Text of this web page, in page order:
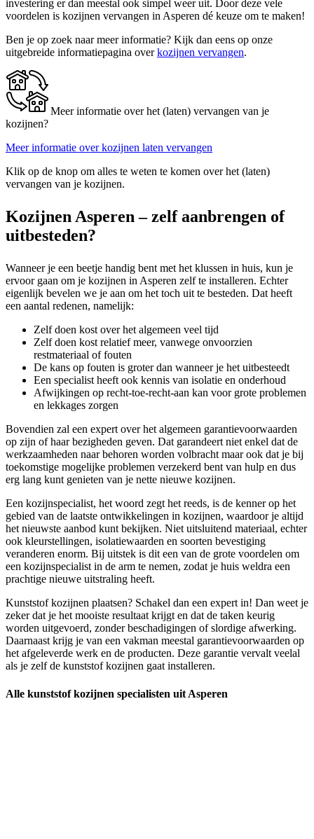
investering er dan meestal ook simpel weer uit. Door deze vele
voordelen is kozijnen vervangen in Asperen dé keuze om te maken!
Ben je op zoek naar meer informatie? Kijk dan eens op onze
uitgebreide informatiepagina overkozijnen vervangen.
Meer informatie over het (laten) vervangen van je
kozijnen?
Meer informatie over kozijnen laten vervangen
Klik op de knop om alles te weten te komen over het (laten)
vervangen van je kozijnen.
Kozijnen Asperen – zelf aanbrengen of
uitbesteden?
Wanneer je een beetje handig bent met het klussen in huis, kun je
ervoor gaan om je kozijnen in Asperen zelf te installeren. Echter
eigenlijk bevelen we je aan om het toch uit te besteden. Dat heeft
een aantal redenen, namelijk:
Zelf doen kost over het algemeen veel tijd
Zelf doen kost relatief meer, vanwege onvoorzien
restmateriaal of fouten
De kans op fouten is groter dan wanneer je het uitbesteedt
Een specialist heeft ook kennis van isolatie en onderhoud
Afwijkingen op recht-toe-recht-aan kan voor grote problemen
en lekkages zorgen
Bovendien zal een expert over het algemeen garantievoorwaarden
op zijn of haar bezigheden geven. Dat garandeert niet enkel dat de
werkzaamheden naar behoren worden volbracht maar ook dat je bij
toekomstige mogelijke problemen verzekerd bent van hulp en dus
erg lang kunt genieten van je nette nieuwe kozijnen.
Een kozijnspecialist, het woord zegt het reeds, is de kenner op het
gebied van de laatste ontwikkelingen in kozijnen, waardoor je altijd
het nieuwste aanbod kunt bekijken. Niet uitsluitend materiaal, echter
ook kleurstellingen, isolatiewaarden en soorten bevestiging
veranderen enorm. Bij uitstek is dit een van de grote voordelen om
een kozijnspecialist in de arm te nemen, zodat je huis weldra een
prachtige nieuwe uitstraling heeft.
Kunststof kozijnen plaatsen? Schakel dan een expert in! Dan weet je
zeker dat je het mooiste resultaat krijgt en dat de taken keurig
worden uitgevoerd, zonder beschadigingen of slordige afwerking.
Daarnaast krijg je van een vakman meestal garantievoorwaarden op
het afgeleverde werk en de producten. Deze garantie vervalt veelal
als je zelf de kunststof kozijnen gaat installeren.
Alle kunststof kozijnen specialisten uit Asperen